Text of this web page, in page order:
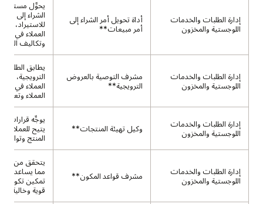
إدارة الطلبات والخدمات
اللوجستية والمخزون
أداة تحويل أمر الشراء إلى
أمر مبيعات**
يحوِّل
الشراء إلى
للاستيراد،
العملاء في
وتكاليف
إدارة الطلبات والخدمات
اللوجستية والمخزون
مشرف التوصية بالعروض
الترويجية**
يطابق
الترويجية،
العملاء في
العملاء وتعزيز
إدارة الطلبات والخدمات
اللوجستية والمخزون
وكيل تهيئة المنتجات**
يوجِّه قرارات
يتيح للعملاء
المنتج وتوافقه.
إدارة الطلبات والخدمات
اللوجستية والمخزون
مشرف قواعد المكون**
يتحقق من
مما يساعد
تمكين
قوية وخالية